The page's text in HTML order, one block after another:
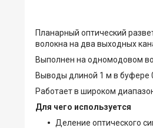
Планарный оптический
волокна на два выходных
Выполнен на одномодовом
Выводы длиной 1 м в буфере
Работает в широком
Для чего используется
Деление оптического